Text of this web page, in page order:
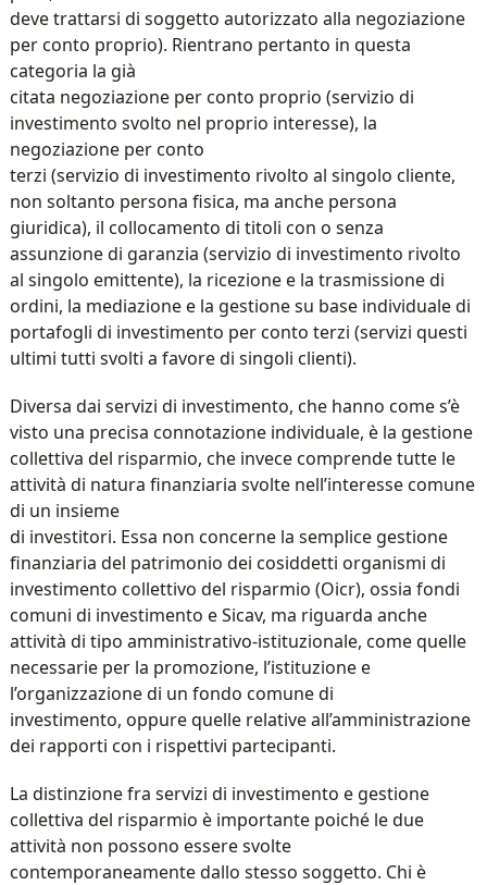
deve trattarsi di soggetto autorizzato alla negoziazione
per conto proprio). Rientrano pertanto in questa
categoria la già
citata negoziazione per conto proprio (servizio di
investimento svolto nel proprio interesse), la
negoziazione per conto
terzi (servizio di investimento rivolto al singolo cliente,
non soltanto persona fisica, ma anche persona
giuridica), il collocamento di titoli con o senza
assunzione di garanzia (servizio di investimento rivolto
al singolo emittente), la ricezione e la trasmissione di
ordini, la mediazione e la gestione su base individuale di
portafogli di investimento per conto terzi (servizi questi
ultimi tutti svolti a favore di singoli clienti).
Diversa dai servizi di investimento, che hanno come s’è
visto una precisa connotazione individuale, è la gestione
collettiva del risparmio, che invece comprende tutte le
attività di natura finanziaria svolte nell’interesse comune
di un insieme
di investitori. Essa non concerne la semplice gestione
finanziaria del patrimonio dei cosiddetti organismi di
investimento collettivo del risparmio (Oicr), ossia fondi
comuni di investimento e Sicav, ma riguarda anche
attività di tipo amministrativo-istituzionale, come quelle
necessarie per la promozione, l’istituzione e
l’organizzazione di un fondo comune di
investimento, oppure quelle relative all’amministrazione
dei rapporti con i rispettivi partecipanti.
La distinzione fra servizi di investimento e gestione
collettiva del risparmio è importante poiché le due
attività non possono essere svolte
contemporaneamente dallo stesso soggetto. Chi è